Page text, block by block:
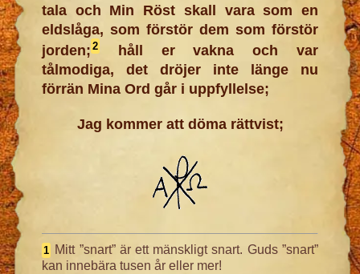
tala och Min Röst skall vara som en
eldslåga, som förstör dem som förstör
jorden;2
håll er vakna och var
tålmodiga, det dröjer inte länge nu
förrän Mina Ord går i uppfyllelse;
Jag kommer att döma rättvist;
1 Mitt ”snart” är ett mänskligt snart. Guds ”snart”
kan innebära tusen år eller mer!